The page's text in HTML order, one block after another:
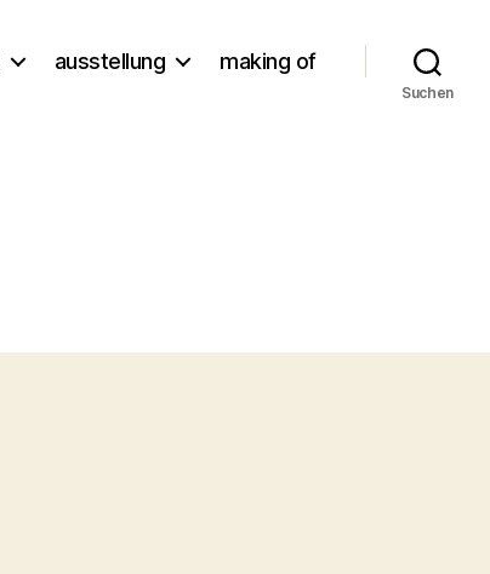
ausstellung making of
Suchen